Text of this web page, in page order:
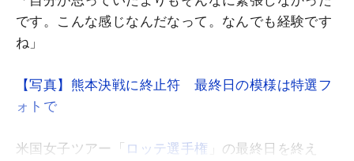
です。こんな感じなんだなって。なんでも経験です
ね」
【写真】熊本決戦に終止符 最終日の模様は特選フ
ォトで
米国女子ツアー「 ロッテ選手権 」の最終日を終え